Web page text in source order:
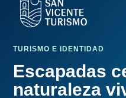
TURISMO E IDENTIDAD
Escapadas
naturaleza
bonaerense.